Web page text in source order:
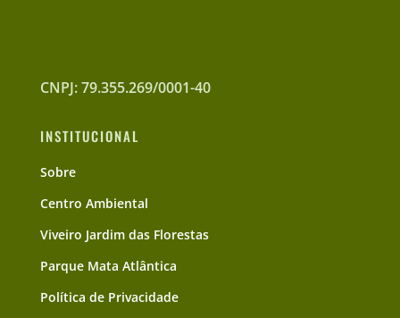
CNPJ: 79.355.269/0001-40
INSTITUCIONAL
Sobre
Centro Ambiental
Viveiro Jardim das Florestas
Parque Mata Atlântica
Política de Privacidade